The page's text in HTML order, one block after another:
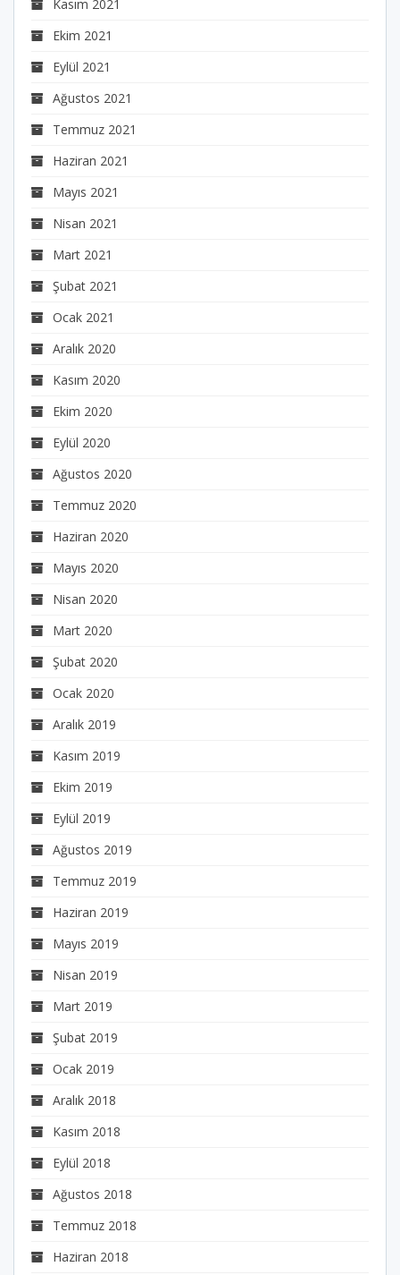
Kasım 2021
Ekim 2021
Eylül 2021
Ağustos 2021
Temmuz 2021
Haziran 2021
Mayıs 2021
Nisan 2021
Mart 2021
Şubat 2021
Ocak 2021
Aralık 2020
Kasım 2020
Ekim 2020
Eylül 2020
Ağustos 2020
Temmuz 2020
Haziran 2020
Mayıs 2020
Nisan 2020
Mart 2020
Şubat 2020
Ocak 2020
Aralık 2019
Kasım 2019
Ekim 2019
Eylül 2019
Ağustos 2019
Temmuz 2019
Haziran 2019
Mayıs 2019
Nisan 2019
Mart 2019
Şubat 2019
Ocak 2019
Aralık 2018
Kasım 2018
Eylül 2018
Ağustos 2018
Temmuz 2018
Haziran 2018